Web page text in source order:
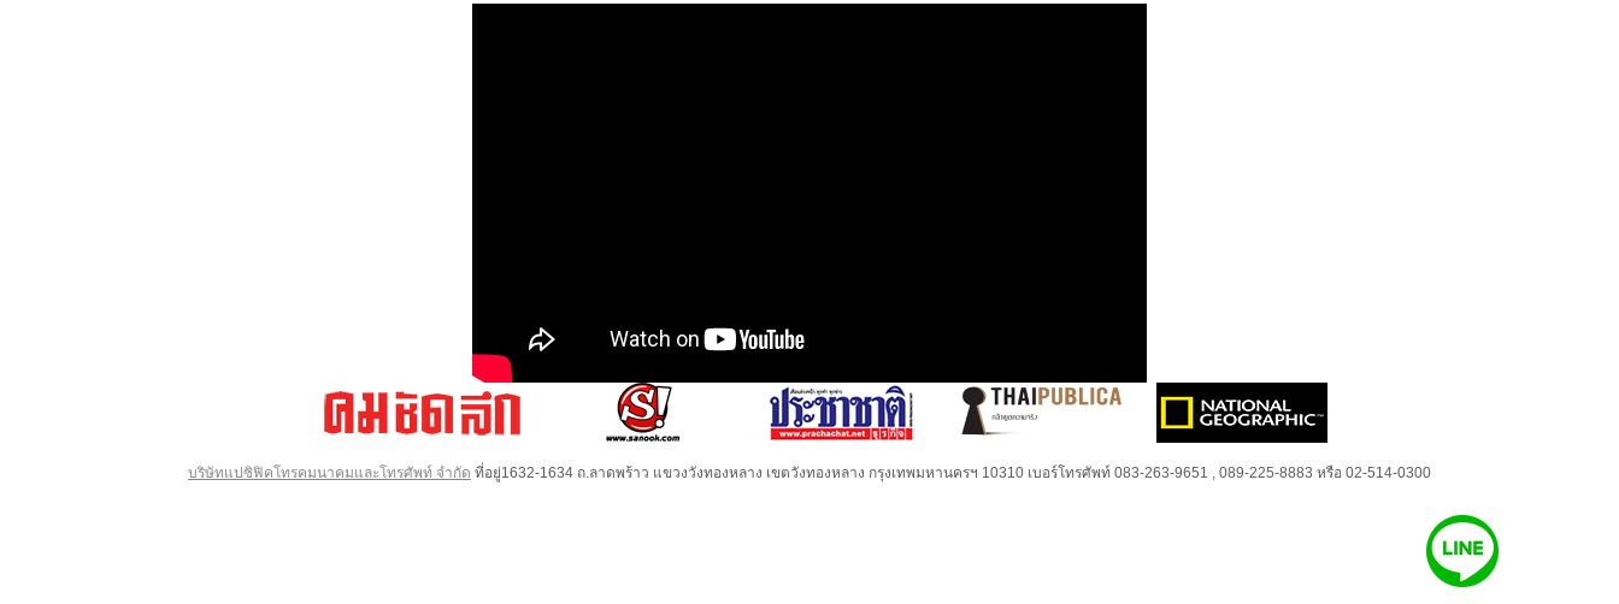
บริษัทแปซิฟิคโทรคมนาคมและโทรศัพท์ จำกัด ที่อยู่1632-1634 ถ.ลาดพร้าว แขวงวังทองหลาง เขตวังทองหลาง กรุงเทพมหานครฯ 10310 เบอร์โทรศัพท์ 083-263-9651 , 089-225-8883 หรือ 02-514-0300